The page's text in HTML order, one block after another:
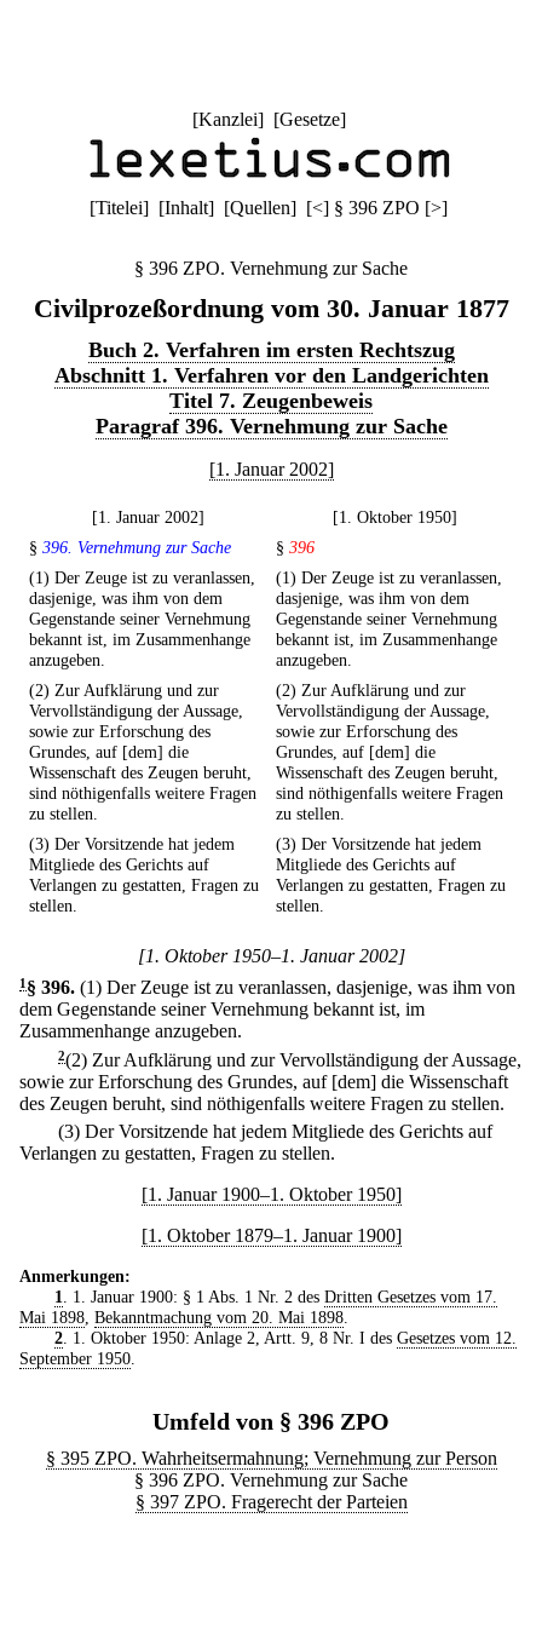
[Kanzlei] [Gesetze]
[Titelei] [Inhalt] [Quellen] [<] § 396 ZPO [>]
§ 396 ZPO. Vernehmung zur Sache
Civilprozeßordnung vom 30. Januar 1877
Buch 2. Verfahren im ersten Rechtszug
Abschnitt 1. Verfahren vor den Landgerichten
Titel 7. Zeugenbeweis
Paragraf 396. Vernehmung zur Sache
[1. Januar 2002]
[1. Januar 2002]
[1. Oktober 1950]
§ 396. Vernehmung zur Sache § 396
(1) Der Zeuge ist zu veranlassen,
dasjenige, was ihm von dem
Gegenstande seiner Vernehmung
bekannt ist, im Zusammenhange
anzugeben.
(1) Der Zeuge ist zu veranlassen,
dasjenige, was ihm von dem
Gegenstande seiner Vernehmung
bekannt ist, im Zusammenhange
anzugeben.
(2) Zur Aufklärung und zur
Vervollständigung der Aussage,
sowie zur Erforschung des
Grundes, auf [dem] die
Wissenschaft des Zeugen beruht,
sind nöthigenfalls weitere Fragen
zu stellen.
(2) Zur Aufklärung und zur
Vervollständigung der Aussage,
sowie zur Erforschung des
Grundes, auf [dem] die
Wissenschaft des Zeugen beruht,
sind nöthigenfalls weitere Fragen
zu stellen.
(3) Der Vorsitzende hat jedem
Mitgliede des Gerichts auf
Verlangen zu gestatten, Fragen zu
stellen.
(3) Der Vorsitzende hat jedem
Mitgliede des Gerichts auf
Verlangen zu gestatten, Fragen zu
stellen.
[1. Oktober 1950–1. Januar 2002]
1§ 396. (1) Der Zeuge ist zu veranlassen, dasjenige, was ihm von
dem Gegenstande seiner Vernehmung bekannt ist, im
Zusammenhange anzugeben.
2(2) Zur Aufklärung und zur Vervollständigung der Aussage,
sowie zur Erforschung des Grundes, auf [dem] die Wissenschaft
des Zeugen beruht, sind nöthigenfalls weitere Fragen zu stellen.
(3) Der Vorsitzende hat jedem Mitgliede des Gerichts auf
Verlangen zu gestatten, Fragen zu stellen.
[1. Januar 1900–1. Oktober 1950]
[1. Oktober 1879–1. Januar 1900]
Anmerkungen:
1
. 1. Januar 1900: § 1 Abs. 1 Nr. 2 des Dritten Gesetzes vom 17.
Mai 1898 Bekanntmachung vom 20. Mai 1898
2. 1. Oktober 1950: Anlage 2, Artt. 9, 8 Nr. I des Gesetzes vom 12.
September 1950
Umfeld von § 396 ZPO
§ 395 ZPO. Wahrheitsermahnung; Vernehmung zur Person
§ 396 ZPO. Vernehmung zur Sache
§ 397 ZPO. Fragerecht der Parteien